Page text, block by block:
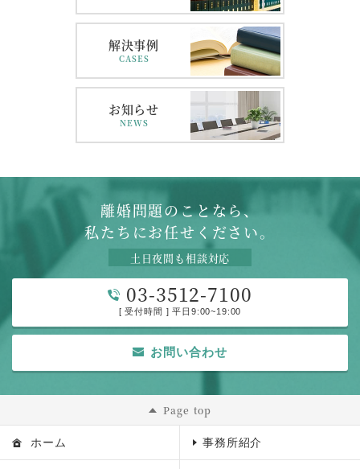
解決事例
CASES
お知らせ
NEWS
離婚問題のことなら、
私たちにお任せください。
土日夜間も相談対応
03-3512-7100
[ 受付時間 ] 平日9:00~19:00
お問い合わせ
Page top
ホーム 事務所紹介